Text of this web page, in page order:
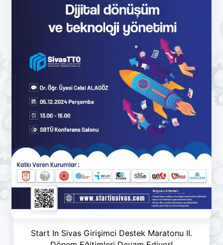
Start In Sivas Girişimci Destek Maratonu II.